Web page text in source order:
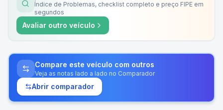
Índice de Problemas, checklist completo e preço FIPE em
segundos
Avaliar outro veículo
Compare este veículo com outros
Veja as notas lado a lado no Comparador
Abrir comparador